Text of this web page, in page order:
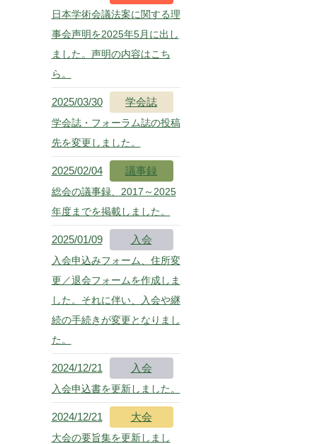
日本学術会議法案に関する理
事会声明を2025年5月に出し
ました。声明の内容はこち
ら。
2025/03/30 学会誌
学会誌・フォーラム誌の投稿
先を変更しました。
2025/02/04 議事録
総会の議事録、2017～2025
年度までを掲載しました。
2025/01/09 入会
入会申込みフォーム、住所変
更／退会フォームを作成しま
した。それに伴い、入会や継
続の手続きが変更となりまし
た。
2024/12/21 入会
入会申込書を更新しました。
2024/12/21 大会
大会の要旨集を更新しまし